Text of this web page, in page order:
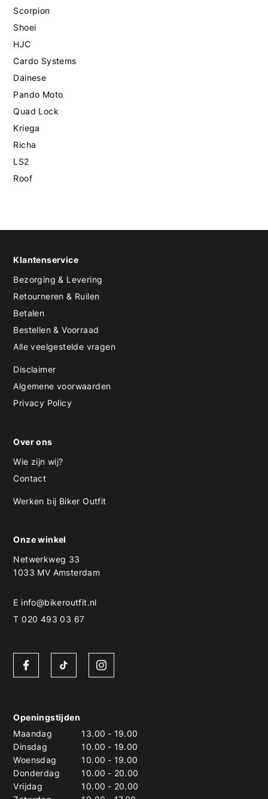
Scorpion
Shoei
HJC
Cardo Systems
Dainese
Pando Moto
Quad Lock
Kriega
Richa
LS2
Roof
Klantenservice
Bezorging & Levering
Retourneren & Ruilen
Betalen
Bestellen & Voorraad
Alle veelgestelde vragen
Disclaimer
Algemene voorwaarden
Privacy Policy
Over ons
Wie zijn wij?
Contact
Werken bij Biker Outfit
Onze winkel
Netwerkweg 33
1033 MV Amsterdam
E info@bikeroutfit.nl
T 020 493 03 67
Openingstijden
Maandag
13.00 - 19.00
Dinsdag
10.00 - 19.00
Woensdag
10.00 - 19.00
Donderdag
10.00 - 20.00
Vrijdag
10.00 - 20.00